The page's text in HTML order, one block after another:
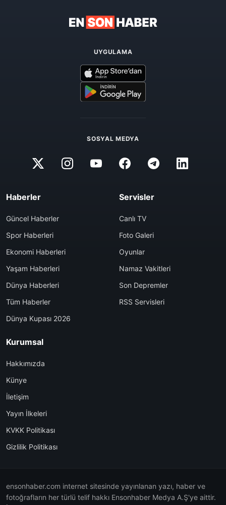
UYGULAMA
SOSYAL MEDYA
Haberler
Güncel Haberler
Spor Haberleri
Ekonomi Haberleri
Yaşam Haberleri
Dünya Haberleri
Tüm Haberler
Dünya Kupası 2026
Servisler
Canlı TV
Foto Galeri
Oyunlar
Namaz Vakitleri
Son Depremler
RSS Servisleri
Kurumsal
Hakkımızda
Künye
İletişim
Yayın İlkeleri
KVKK Politikası
Gizlilik Politikası
ensonhaber.com internet sitesinde yayınlanan yazı, haber ve
fotoğrafların her türlü telif hakkı Ensonhaber Medya A.Ş'ye aittir.